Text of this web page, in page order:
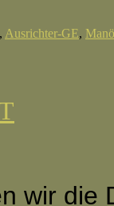
, Ausrichter-GE,
wir die